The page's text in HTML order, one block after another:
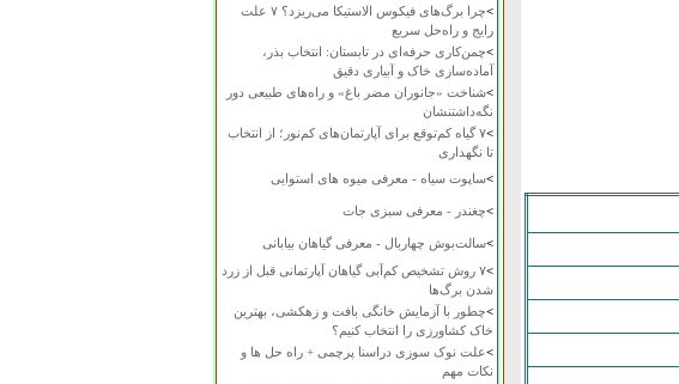
>
چرا برگ‌های فیکوس الاستیکا می‌ریزد؟ ۷ علت
رایج و راه‌حل سریع
>چمن‌کاری حرفه‌ای در تابستان: انتخاب بذر،
آماده‌سازی خاک و آبیاری دقیق
>شناخت «جانوران مضر باغ» و راه‌های طبیعی دور
نگه‌داشتنشان
>
۷ گیاه کم‌توقع برای آپارتمان‌های کم‌نور؛ از انتخاب
تا نگهداری
>ساپوت سیاه - معرفی میوه های استوایی
>چغندر - معرفی سبزی جات
>سالت‌بوش چهاربال - معرفی گیاهان بیابانی
>
۷ روش تشخیص کم‌آبی گیاهان آپارتمانی قبل از زرد
شدن برگ‌ها
>چطور با آزمایش خانگی بافت و زهکشی، بهترین
خاک کشاورزی را انتخاب کنیم؟
>علت نوک سوزی دراسنا پرچمی + راه حل ها و
نکات مهم